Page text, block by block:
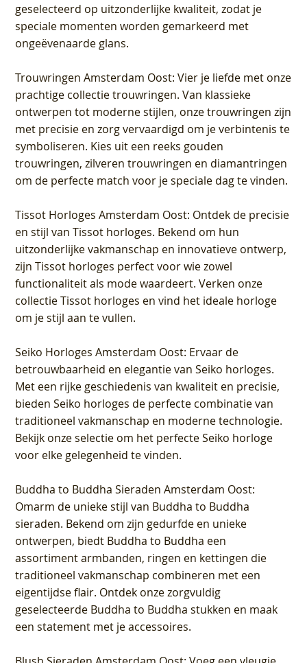
geselecteerd op uitzonderlijke kwaliteit, zodat je
speciale momenten worden gemarkeerd met
ongeëvenaarde glans.
Trouwringen Amsterdam Oost: Vier je liefde met onze
prachtige collectie trouwringen. Van klassieke
ontwerpen tot moderne stijlen, onze trouwringen zijn
met precisie en zorg vervaardigd om je verbintenis te
symboliseren. Kies uit een reeks gouden
trouwringen, zilveren trouwringen en diamantringen
om de perfecte match voor je speciale dag te vinden.
Tissot Horloges Amsterdam Oost: Ontdek de precisie
en stijl van Tissot horloges. Bekend om hun
uitzonderlijke vakmanschap en innovatieve ontwerp,
zijn Tissot horloges perfect voor wie zowel
functionaliteit als mode waardeert. Verken onze
collectie Tissot horloges en vind het ideale horloge
om je stijl aan te vullen.
Seiko Horloges Amsterdam Oost: Ervaar de
betrouwbaarheid en elegantie van Seiko horloges.
Met een rijke geschiedenis van kwaliteit en precisie,
bieden Seiko horloges de perfecte combinatie van
traditioneel vakmanschap en moderne technologie.
Bekijk onze selectie om het perfecte Seiko horloge
voor elke gelegenheid te vinden.
Buddha to Buddha Sieraden Amsterdam Oost:
Omarm de unieke stijl van Buddha to Buddha
sieraden. Bekend om zijn gedurfde en unieke
ontwerpen, biedt Buddha to Buddha een
assortiment armbanden, ringen en kettingen die
traditioneel vakmanschap combineren met een
eigentijdse flair. Ontdek onze zorgvuldig
geselecteerde Buddha to Buddha stukken en maak
een statement met je accessoires.